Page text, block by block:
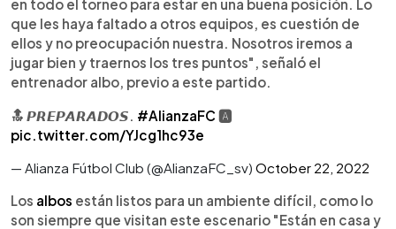
en todo el torneo para estar en una buena posición. Lo
que les haya faltado a otros equipos, es cuestión de
ellos y no preocupación nuestra. Nosotros iremos a
jugar bien y traernos los tres puntos", señaló el
entrenador albo, previo a este partido.
🔝 𝙋𝙍𝙀𝙋𝘼𝙍𝘼𝘿𝙊𝙎. #AlianzaFC 🅰️
pic.twitter.com/YJcg1hc93e
— Alianza Fútbol Club (@AlianzaFC_sv) October 22, 2022
Los albos están listos para un ambiente difícil, como lo
son siempre que visitan este escenario "Están en casa y